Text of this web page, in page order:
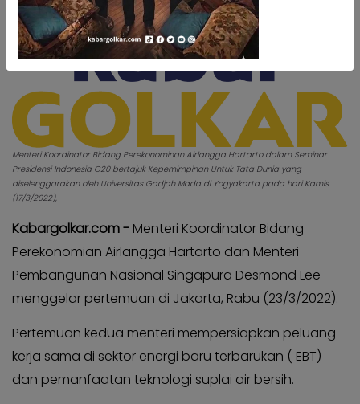
Kabar
Pilkada
Opini
Kabar
Kader
Kabar
Kabar
Kabar
Kabinet
Kabar
UKM
Kabar
DPP
Kagol
Photo
Kabar
Pilkada
Opini
Kader
Kabar
Kabar
Kabar
Kabinet
Kabar
UKM
Kabar
DPP
Kagol
KABAR
KADER
Menteri Koordinator Bidang Perekonominan Airlangga Hartarto dalam Seminar
Presidensi Indonesia G20 bertajuk Kepemimpinan Untuk Tata Dunia yang
diselenggarakan oleh Universitas Gadjah Mada di Yogyakarta pada hari Kamis
(17/3/2022),
Kabargolkar.com - Menteri Koordinator Bidang
Perekonomian Airlangga Hartarto dan Menteri
Pembangunan Nasional Singapura Desmond Lee
menggelar pertemuan di Jakarta, Rabu (23/3/2022).
Pertemuan kedua menteri mempersiapkan peluang
kerja sama di sektor energi baru terbarukan ( EBT)
dan pemanfaatan teknologi suplai air bersih.